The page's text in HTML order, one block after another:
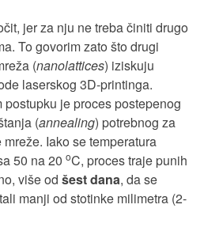
jer za nju ne treba činiti drugo
To govorim zato što drugi
(nanolattices) iziskuju
laserskog 3D-printinga.
je proces postepenog
(annealing) potrebnog za
Iako se temperatura
50 na 20 oC, proces traje punih
više od šest dana, da se
manji od stotinke milimetra (2-